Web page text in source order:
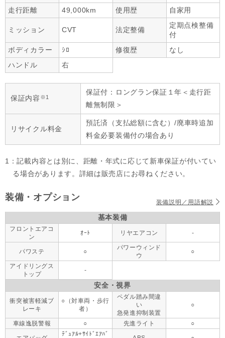
走行距離
49,000km 使用歴 自家用
ミッション CVT 法定整備
定期点検整備
付
ボディカラー
ｼﾛ 修復歴
なし
ハンドル
右
保証内容 ※1
保証付：ロングラン保証１年＜走行距
離無制限＞
リサイクル料金
預託済（支払総額に含む）/廃車時追加
料金必要装備付の場合あり
1：記載内容とは別に、距離・年式に応じて新車保証が付いてい
る場合があります。詳細は販売店にお尋ねください。
装備・オプション 装備説明／用語解説
基本装備
フロントエアコ
ン
ｵｰﾄ リヤエアコン -
パワステ ○
パワーウィンド
ウ
○
アイドリングス
トップ
-
安全・視界
衝突被害軽減ブ
レーキ
○（対車両・歩行
者）
ペダル踏み間違
い
急発進抑制装置
○
車線逸脱警報 ○ 先進ライト ○
ﾃﾞｭｱﾙ+ｻｲﾄﾞｴｱﾊﾞ